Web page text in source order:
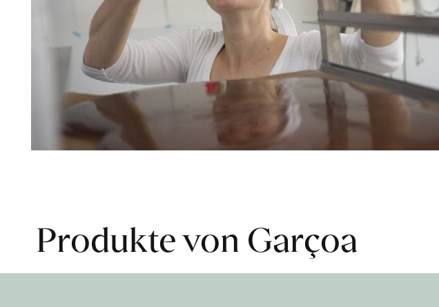
Produkte von Garçoa